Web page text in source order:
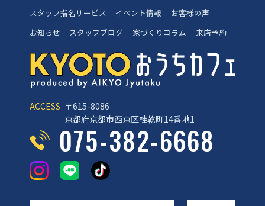
ACCESS 〒615-8086
京都府京都市西京区桂乾町14番地1
075-382-6668
スタッフ指名サービス
イベント情報
お客様の声
お知らせ
スタッフブログ 家づくりコラム 来店予約